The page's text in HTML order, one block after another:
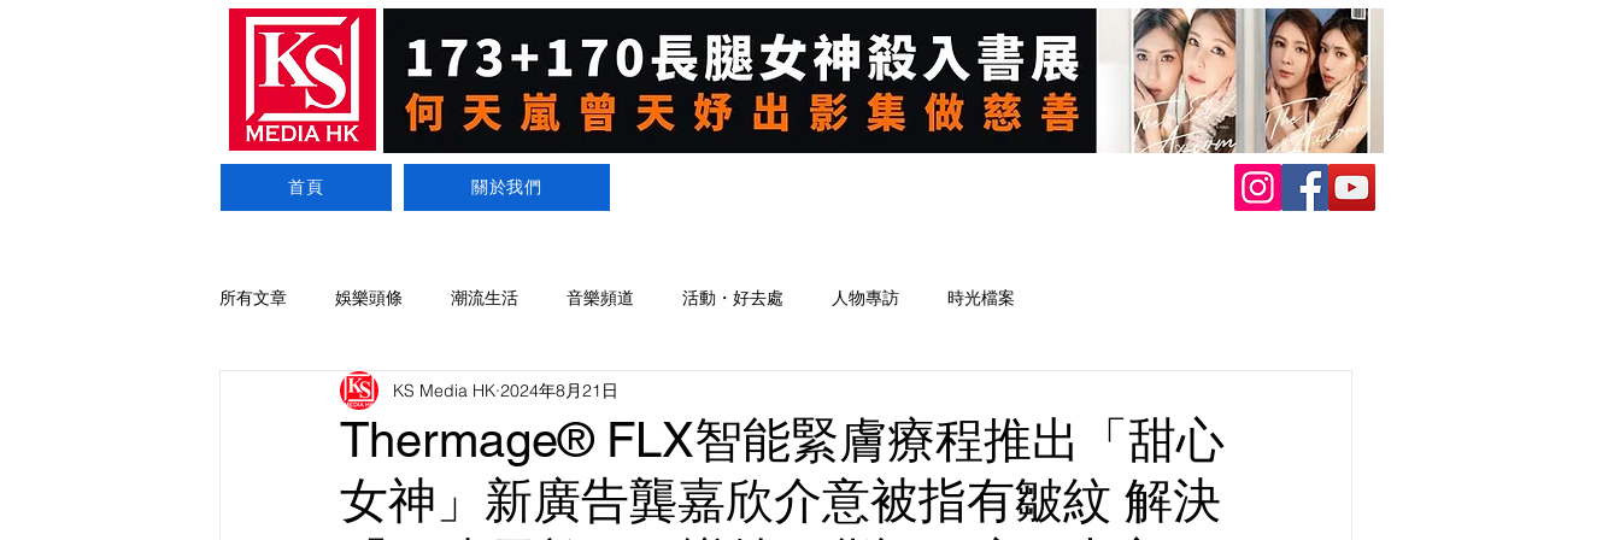
首頁 關於我們
所有文章 娛樂頭條 潮流生活 音樂頻道 活動・好去處 人物專訪 時光檔案
Thermage® FLX智能緊膚療程推出「甜心
女神」新廣告龔嘉欣介意被指有皺紋 解決
KS Media HK 2024年8月21日